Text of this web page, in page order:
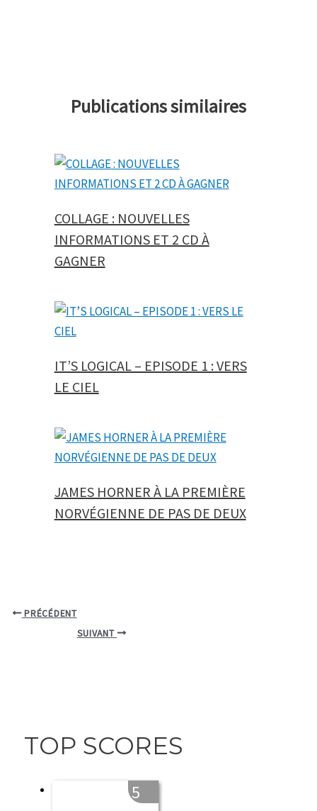
Publications similaires
COLLAGE : NOUVELLES
INFORMATIONS ET 2 CD À
GAGNER
IT’S LOGICAL – EPISODE 1 : VERS
LE CIEL
JAMES HORNER À LA PREMIÈRE
NORVÉGIENNE DE PAS DE DEUX
PRÉCÉDENT
SUIVANT
TOP SCORES
5